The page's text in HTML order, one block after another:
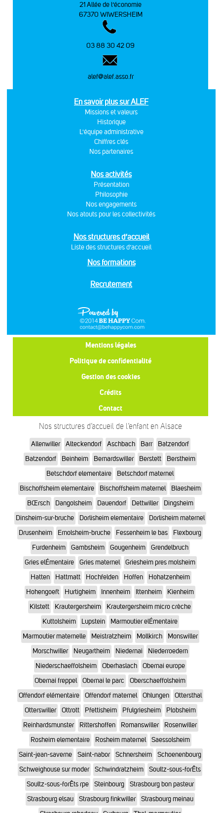
21 Allée de l’économie
67370 WIWERSHEIM
03 88 30 42 09
alef@alef.asso.fr
En savoir plus sur ALEF
Missions et valeurs
Historique
L'équipe administrative
Chiffres clés
Nos partenaires
Nos activités
Présentation
Philosophie
Nos engagements
Nos atouts pour les collectivités
Nos structures d’accueil
Liste des structures d’accueil
Nos formations
Recrutement
Mentions légales
Politique de confidentialité
Gestion des cookies
Crédits
Contact
Nos structures d’accueil de l’enfant en Alsace
Allenwiller Alteckendorf Aschbach Barr
Batzendorf
Batzendorf
Beinheim Bernardswiller Berstett
Berstheim
Betschdorf elementaire
Betschdorf maternel
Bischoffsheim elementaire
Bischoffsheim maternel
Blaesheim
BŒrsch
Dangolsheim Dauendorf Dettwiller
Dingsheim
Dinsheim-sur-bruche
Dorlisheim elementaire
Dorlisheim maternel
Drusenheim
Ernolsheim-bruche Fessenheim le bas
Flexbourg
Furdenheim
Gambsheim Gougenheim
Grendelbruch
Gries elÉmentaire
Gries maternel
Griesheim pres molsheim
Hatten
Hattmatt Hochfelden Hoffen
Hohatzenheim
Hohengoeft
Hurtigheim Innenheim Ittenheim
Kienheim
Kilstett
Krautergersheim
Krautergersheim micro crèche
Kuttolsheim
Lupstein
Marmoutier elÉmentaire
Marmoutier maternelle
Meistratzheim Mollkirch
Monswiller
Morschwiller
Neugartheim Niedernai
Niederroedern
Niederschaeffolsheim
Oberhaslach
Obernai europe
Obernai freppel
Obernai le parc
Oberschaeffolsheim
Offendorf elémentaire
Offendorf maternel Ohlungen
Ottersthal
Otterswiller
Ottrott Pfettisheim Pfulgriesheim
Plobsheim
Reinhardsmunster
Rittershoffen Romanswiller
Rosenwiller
Rosheim elementaire
Rosheim maternel
Saessolsheim
Saint-jean-saverne
Saint-nabor Schnersheim
Schoenenbourg
Schweighouse sur moder
Schwindratzheim
Soultz-sous-forÊts
Soultz-sous-forÊts rpe
Steinbourg
Strasbourg bon pasteur
Strasbourg elsau
Strasbourg finkwiller
Strasbourg meinau